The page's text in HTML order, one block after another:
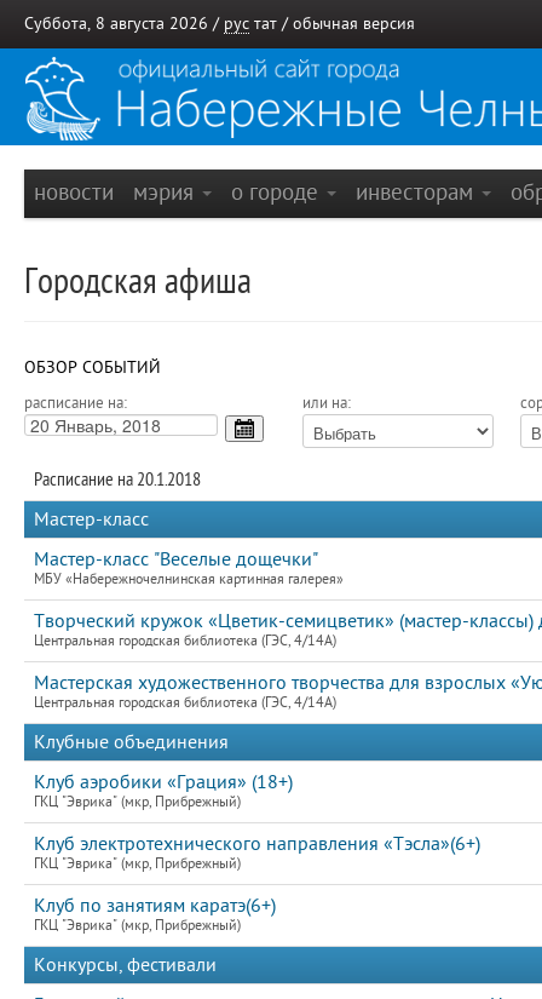
Суббота, 8 августа 2026 / рус тат / обычная версия
новости мэрия о городе инвесторам
Городская афиша
ОБЗОР СОБЫТИЙ
расписание на: или на:
Расписание на 20.1.2018
Мастер-класс
Мастер-класс "Веселые дощечки"
МБУ «Набережночелнинская картинная галерея»
Творческий кружок «Цветик-семицветик» (мастер-классы)
Центральная городская библиотека (ГЭС, 4/14А)
Мастерская художественного творчества для взрослых
Центральная городская библиотека (ГЭС, 4/14А)
Клубные объединения
Клуб аэробики «Грация» (18+)
ГКЦ "Эврика" (мкр, Прибрежный)
Клуб электротехнического направления «Тэсла»(6+)
ГКЦ "Эврика" (мкр, Прибрежный)
Клуб по занятиям каратэ(6+)
ГКЦ "Эврика" (мкр, Прибрежный)
Конкурсы, фестивали